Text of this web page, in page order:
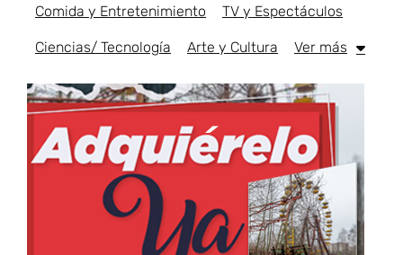
Comida y Entretenimiento TV y Espectáculos
Ciencias/ Tecnología Arte y Cultura Ver más